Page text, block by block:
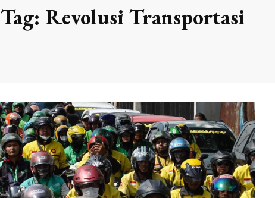
Tag: Revolusi Transportasi